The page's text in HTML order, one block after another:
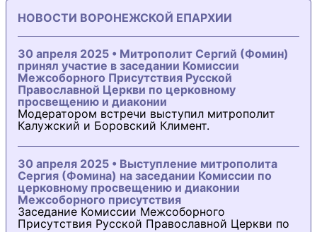
НОВОСТИ ВОРОНЕЖСКОЙ ЕПАРХИИ
30 апреля 2025 • Митрополит Сергий (Фомин)
принял участие в заседании Комиссии
Межсоборного Присутствия Русской
Православной Церкви по церковному
просвещению и диаконии
Модератором встречи выступил митрополит
Калужский и Боровский Климент.
30 апреля 2025 • Выступление митрополита
Сергия (Фомина) на заседании Комиссии по
церковному просвещению и диаконии
Межсоборного присутствия
Заседание Комиссии Межсоборного
Присутствия Русской Православной Церкви по